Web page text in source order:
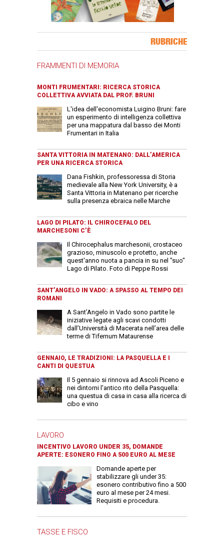
RUBRICHE
FRAMMENTI DI MEMORIA
MONTI FRUMENTARI: RICERCA STORICA
COLLETTIVA AVVIATA DAL PROF. BRUNI
L'idea dell'economista Luigino Bruni: fare
un esperimento di intelligenza collettiva
per una mappatura dal basso dei Monti
Frumentari in Italia
SANTA VITTORIA IN MATENANO: DALL’AMERICA
PER UNA RICERCA STORICA
Dana Fishkin, professoressa di Storia
medievale alla New York University, è a
Santa Vittoria in Matenano per ricerche
sulla presenza ebraica nelle Marche
LAGO DI PILATO: IL CHIROCEFALO DEL
MARCHESONI C’È
Il Chirocephalus marchesonii, crostaceo
grazioso, minuscolo e protetto, anche
quest'anno nuota a pancia in su nel "suo"
Lago di Pilato. Foto di Peppe Rossi
SANT’ANGELO IN VADO: A SPASSO AL TEMPO DEI
ROMANI
A Sant’Angelo in Vado sono partite le
iniziative legate agli scavi condotti
dall’Università di Macerata nell’area delle
terme di Tifernum Mataurense
GENNAIO, LE TRADIZIONI: LA PASQUELLA E I
CANTI DI QUESTUA
Il 5 gennaio si rinnova ad Ascoli Piceno e
nei dintorni l'antico rito della Pasquella:
una questua di casa in casa alla ricerca di
cibo e vino
LAVORO
INCENTIVO LAVORO UNDER 35, DOMANDE
APERTE: ESONERO FINO A 500 EURO AL MESE
Domande aperte per
stabilizzare gli under 35:
esonero contributivo fino a 500
euro al mese per 24 mesi.
Requisiti e procedura.
TASSE E FISCO